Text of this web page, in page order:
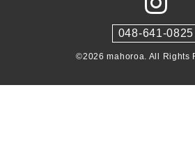
048-641-0825
©2026mahoroa. All Rights